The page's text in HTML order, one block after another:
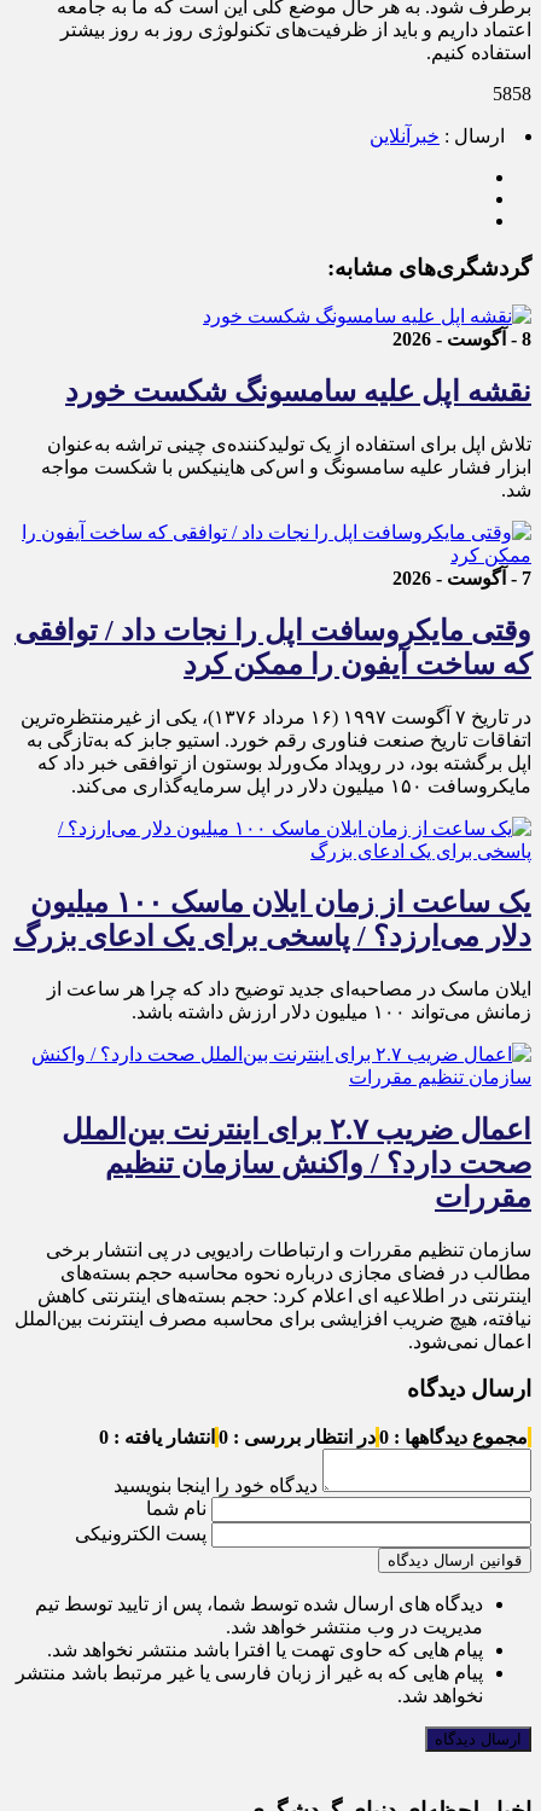
برطرف شود. به هر حال موضع کلی این است که ما به جامعه
اعتماد داریم و باید از ظرفیت‌های تکنولوژی روز به روز بیشتر
استفاده کنیم.
5858
ارسال : خبرآنلاین
گردشگری‌های مشابه:
8 - آگوست - 2026
نقشه اپل علیه سامسونگ شکست خورد
تلاش اپل برای استفاده از یک تولیدکننده‌ی چینی تراشه به‌عنوان
ابزار فشار علیه سامسونگ و اس‌کی هاینیکس با شکست مواجه
شد.
7 - آگوست - 2026
وقتی مایکروسافت اپل را نجات داد / توافقی
که ساخت آیفون را ممکن کرد
در تاریخ ۷ آگوست ۱۹۹۷ (۱۶ مرداد ۱۳۷۶)، یکی از غیرمنتظره‌ترین
اتفاقات تاریخ صنعت فناوری رقم خورد. استیو جابز که به‌تازگی به
اپل برگشته بود، در رویداد مک‌ورلد بوستون از توافقی خبر داد که
مایکروسافت ۱۵۰ میلیون دلار در اپل سرمایه‌گذاری می‌کند.
یک ساعت از زمان ایلان ماسک ۱۰۰ میلیون
دلار می‌ارزد؟ / پاسخی برای یک ادعای بزرگ
ایلان ماسک در مصاحبه‌ای جدید توضیح داد که چرا هر ساعت از
زمانش می‌تواند ۱۰۰ میلیون دلار ارزش داشته باشد.
اعمال ضریب ۲.۷ برای اینترنت بین‌الملل
صحت دارد؟ / واکنش سازمان تنظیم
مقررات
سازمان تنظیم مقررات و ارتباطات رادیویی در پی انتشار برخی
مطالب در فضای مجازی درباره نحوه محاسبه حجم بسته‌های
اینترنتی در اطلاعیه ای اعلام کرد: حجم بسته‌های اینترنتی کاهش
نیافته، هیچ ضریب افزایشی برای محاسبه مصرف اینترنت بین‌الملل
اعمال نمی‌شود.
ارسال دیدگاه
مجموع دیدگاهها : 0 در انتظار بررسی : 0 انتشار یافته : 0
دیدگاه خود را اینجا بنویسید
نام شما
پست الکترونیکی
قوانین ارسال دیدگاه
دیدگاه های ارسال شده توسط شما، پس از تایید توسط تیم
مدیریت در وب منتشر خواهد شد.
پیام هایی که حاوی تهمت یا افترا باشد منتشر نخواهد شد.
پیام هایی که به غیر از زبان فارسی یا غیر مرتبط باشد منتشر
نخواهد شد.